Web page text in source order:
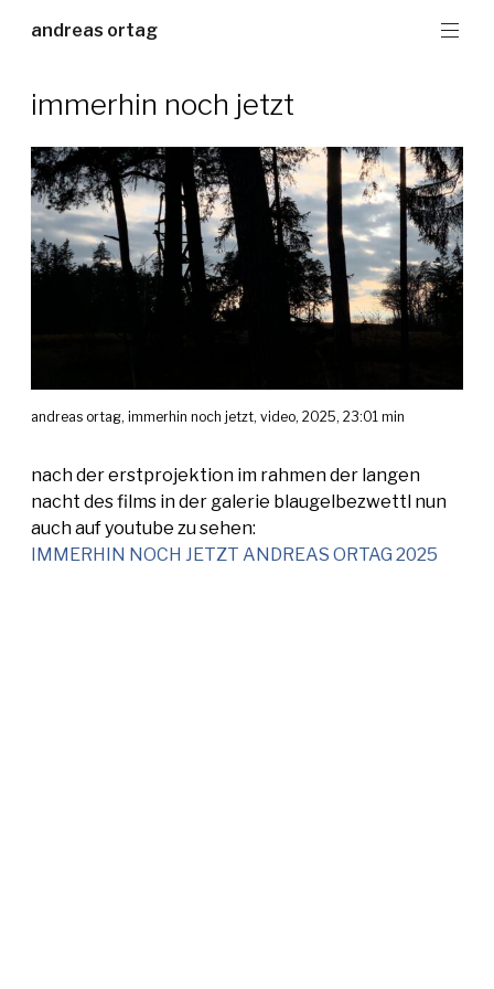
Inhalt
andreas ortag
immerhin noch jetzt
andreas ortag, immerhin noch jetzt, video, 2025, 23:01 min
nach der erstprojektion im rahmen der langen
nacht des films in der galerie blaugelbezwettl nun
auch auf youtube zu sehen:
IMMERHIN NOCH JETZT ANDREAS ORTAG 2025